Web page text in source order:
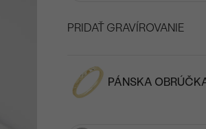
PRIDAŤ GRAVÍROVANIE
Napíšte iniciály/text
PÁNSKA